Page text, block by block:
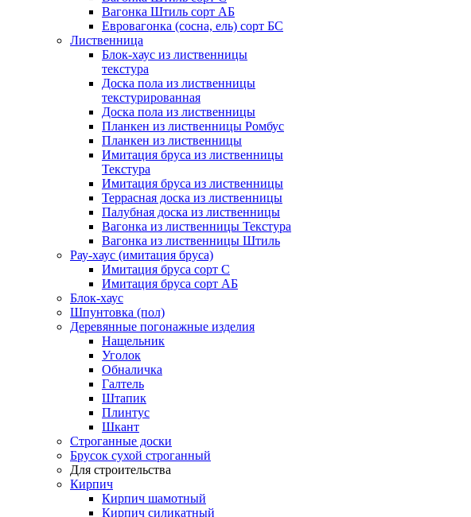
Вагонка Штиль сорт АБ
Евровагонка (сосна, ель) сорт БС
Лиственница
Блок-хаус из лиственницы
текстура
Доска пола из лиственницы
текстурированная
Доска пола из лиственницы
Планкен из лиственницы Ромбус
Планкен из лиственницы
Имитация бруса из лиственницы
Текстура
Имитация бруса из лиственницы
Террасная доска из лиственницы
Палубная доска из лиственницы
Вагонка из лиственницы Текстура
Вагонка из лиственницы Штиль
Рау-хаус (имитация бруса)
Имитация бруса сорт С
Имитация бруса сорт АБ
Блок-хаус
Шпунтовка (пол)
Деревянные погонажные изделия
Нащельник
Уголок
Обналичка
Галтель
Штапик
Плинтус
Шкант
Строганные доски
Брусок сухой строганный
Для строительства
Кирпич
Кирпич шамотный
Кирпич силикатный